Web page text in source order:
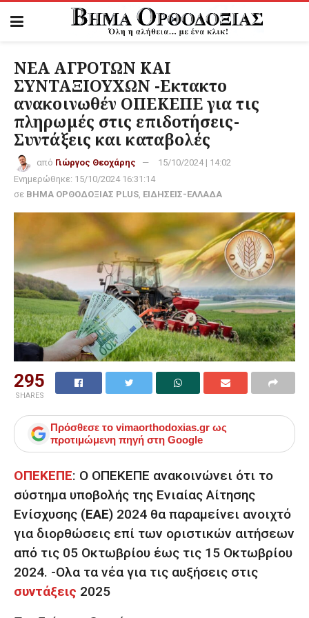
ΝΕΑ ΑΓΡΟΤΩΝ ΚΑΙ
ΣΥΝΤΑΞΙΟΥΧΩΝ -Εκτακτο
ανακοινωθέν ΟΠΕΚΕΠΕ για τις
πληρωμές στις επιδοτήσεις-
Συντάξεις και καταβολές
από Γιώργος Θεοχάρης
15/10/2024 | 14:02
Ενημερώθηκε: 15/10/2024 16:31:14
σε ΒΗΜΑ ΟΡΘΟΔΟΞΙΑΣ PLUS, ΕΙΔΗΣΕΙΣ-ΕΛΛΑΔΑ
295
SHARES
Πρόσθεσε το vimaorthodoxias.gr ως
προτιμώμενη πηγή στη Google
ΟΠΕΚΕΠΕ: Ο ΟΠΕΚΕΠΕ ανακοινώνει ότι το
σύστημα υποβολής της Ενιαίας Αίτησης
Ενίσχυσης (ΕΑΕ) 2024 θα παραμείνει ανοιχτό
για διορθώσεις επί των οριστικών αιτήσεων
από τις 05 Οκτωβρίου έως τις 15 Οκτωβρίου
2024. -Ολα τα νέα για τις αυξήσεις στις
συντάξεις 2025